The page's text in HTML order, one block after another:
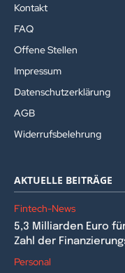
Kontakt
FAQ
Offene Stellen
Impressum
Datenschutzerklärung
AGB
Widerrufsbelehrung
AKTUELLE BEITRÄGE
Fintech-News
5,3 Milliarden Euro
Zahl der
Personal